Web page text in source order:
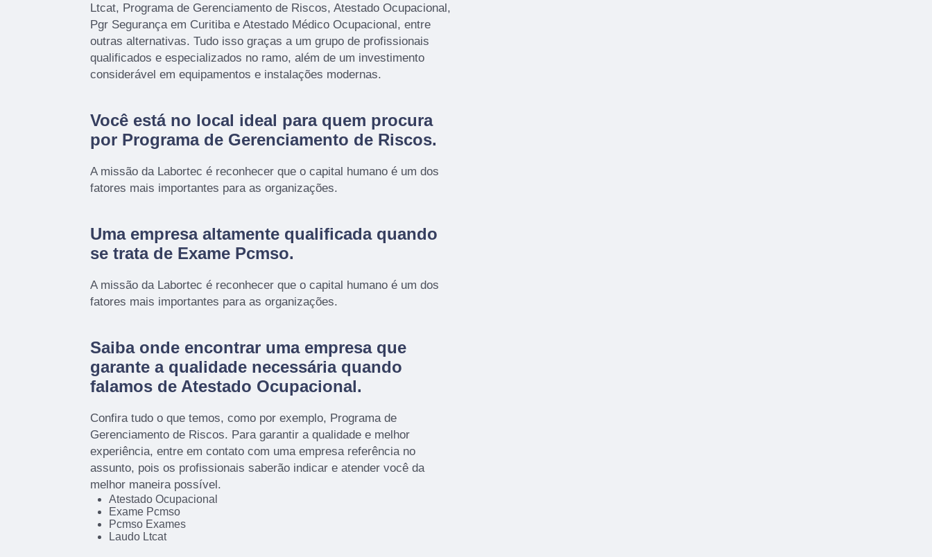
Ltcat, Programa de Gerenciamento de Riscos, Atestado Ocupacional,
Pgr Segurança em Curitiba e Atestado Médico Ocupacional, entre
outras alternativas. Tudo isso graças a um grupo de profissionais
qualificados e especializados no ramo, além de um investimento
considerável em equipamentos e instalações modernas.
Você está no local ideal para quem procura
por Programa de Gerenciamento de Riscos.
A missão da Labortec é reconhecer que o capital humano é um dos
fatores mais importantes para as organizações.
Uma empresa altamente qualificada quando
se trata de Exame Pcmso.
A missão da Labortec é reconhecer que o capital humano é um dos
fatores mais importantes para as organizações.
Saiba onde encontrar uma empresa que
garante a qualidade necessária quando
falamos de Atestado Ocupacional.
Confira tudo o que temos, como por exemplo, Programa de
Gerenciamento de Riscos. Para garantir a qualidade e melhor
experiência, entre em contato com uma empresa referência no
assunto, pois os profissionais saberão indicar e atender você da
melhor maneira possível.
Atestado Ocupacional
Exame Pcmso
Pcmso Exames
Laudo Ltcat